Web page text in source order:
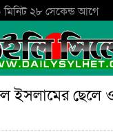
২৮ সেকেন্ড আগে
ছেলে ও